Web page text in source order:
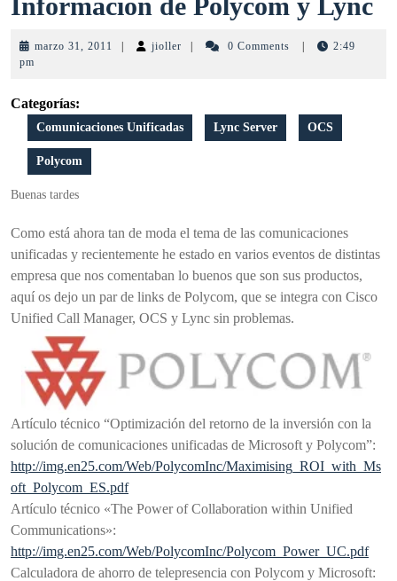
marzo 31, 2011 marzo
jioller jioller 0 Comments
2:49
pm
Categorías:
Comunicaciones Unificadas Lync Server OCS
Polycom
Buenas tardes
Como está ahora tan de moda el tema de las comunicaciones
unificadas y recientemente he estado en varios eventos de distintas
empresa que nos comentaban lo buenos que son sus productos,
aquí os dejo un par de links de Polycom, que se integra con Cisco
Unified Call Manager, OCS y Lync sin problemas.
Artículo técnico “Optimización del retorno de la inversión con la
solución de comunicaciones unificadas de Microsoft y Polycom”:
http://img.en25.com/Web/PolycomInc/Maximising_ROI_with_Ms
oft_Polycom_ES.pdf
Artículo técnico «The Power of Collaboration within Unified
Communications»:
http://img.en25.com/Web/PolycomInc/Polycom_Power_UC.pdf
Calculadora de ahorro de telepresencia con Polycom y Microsoft: